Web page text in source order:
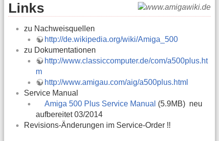
Links
zu Nachweisquellen
http://de.wikipedia.org/wiki/Amiga_500
zu Dokumentationen
http://www.classiccomputer.de/com/a500plus.ht
m
http://www.amigau.com/aig/a500plus.html
Service Manual
Amiga 500 Plus Service Manual (5.9MB) neu
aufbereitet 03/2014
Revisions-Änderungen im Service-Order !!